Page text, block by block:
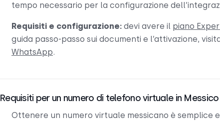
tempo necessario per la configurazione
Requisiti e configurazione: devi avere il piano
guida passo-passo sui documenti e l’attivazione,
WhatsApp.
Requisiti per un numero di telefono virtuale in Messico
Ottenere un numero virtuale messicano è semplice